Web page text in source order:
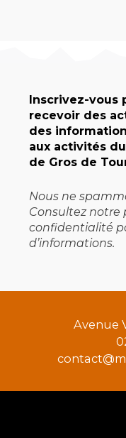
Inscrivez-vous
recevoir des
des
aux activités
de Gros de
Nous ne
Consultez notre
confidentialité
d’informations.
Avenue